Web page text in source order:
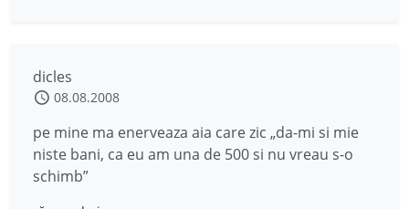
dicles
08.08.2008
pe mine ma enerveaza aia care zic „da-mi si mie
niste bani, ca eu am una de 500 si nu vreau s-o
schimb”